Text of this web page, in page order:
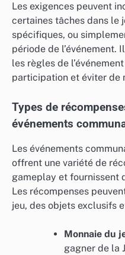
Les exigences peuvent
certaines tâches dans le
spécifiques, ou
période de l’événement.
les règles de
participation et éviter de
Types de
événements
Les événements
offrent une variété de
gameplay et fournissent
Les récompenses
jeu, des objets exclusifs
Monnaie du
gagner de la